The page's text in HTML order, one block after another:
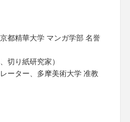
都精華大学 マンガ学部 名誉
切り紙研究家）
ーター、多摩美術大学 准教